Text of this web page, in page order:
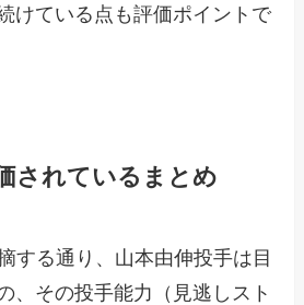
けている点も評価ポイントで
されているまとめ
する通り、山本由伸投手は目
、その投手能力（見逃しスト